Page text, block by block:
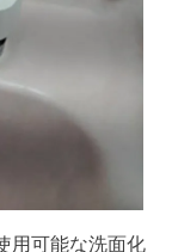
用可能な洗面化